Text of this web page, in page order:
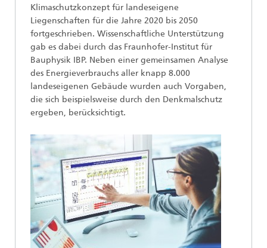
Klimaschutzkonzept für landeseigene
Liegenschaften für die Jahre 2020 bis 2050
fortgeschrieben. Wissenschaftliche Unterstützung
gab es dabei durch das Fraunhofer-Institut für
Bauphysik IBP. Neben einer gemeinsamen Analyse
des Energieverbrauchs aller knapp 8.000
landeseigenen Gebäude wurden auch Vorgaben,
die sich beispielsweise durch den Denkmalschutz
ergeben, berücksichtigt.